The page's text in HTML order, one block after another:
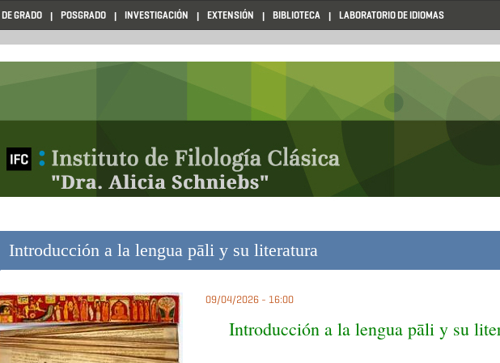
GRADO POSGRADO INVESTIGACIÓN EXTENSIÓN BIBLIOTECA LABORATORIO DE IDIOMAS
Introducción a la lengua pāli y su literatura
09/04/2026 - 16:00
Introducción a la lengua pāli y su